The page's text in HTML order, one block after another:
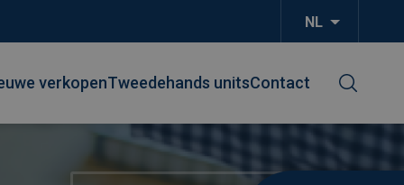
NL
verkopenTweedehands unitsContact